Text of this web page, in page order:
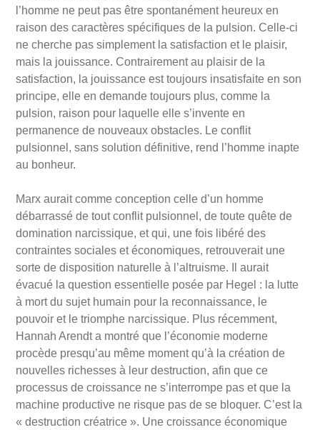
l’homme ne peut pas être spontanément heureux en
raison des caractères spécifiques de la pulsion. Celle-ci
ne cherche pas simplement la satisfaction et le plaisir,
mais la jouissance. Contrairement au plaisir de la
satisfaction, la jouissance est toujours insatisfaite en son
principe, elle en demande toujours plus, comme la
pulsion, raison pour laquelle elle s’invente en
permanence de nouveaux obstacles. Le conflit
pulsionnel, sans solution définitive, rend l’homme inapte
au bonheur.
Marx aurait comme conception celle d’un homme
débarrassé de tout conflit pulsionnel, de toute quête de
domination narcissique, et qui, une fois libéré des
contraintes sociales et économiques, retrouverait une
sorte de disposition naturelle à l’altruisme. Il aurait
évacué la question essentielle posée par Hegel : la lutte
à mort du sujet humain pour la reconnaissance, le
pouvoir et le triomphe narcissique. Plus récemment,
Hannah Arendt a montré que l’économie moderne
procède presqu’au même moment qu’à la création de
nouvelles richesses à leur destruction, afin que ce
processus de croissance ne s’interrompe pas et que la
machine productive ne risque pas de se bloquer. C’est la
« destruction créatrice ». Une croissance économique